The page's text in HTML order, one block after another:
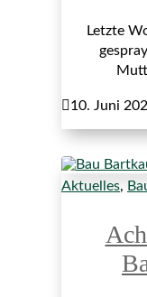
Letzte
10. Juni
Aktuelles,